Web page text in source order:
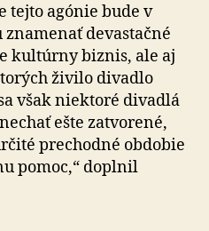
tejto agónie bude v
devastačné
kultúrny biznis, ale aj
živilo divadlo
však niektoré divadlá
ešte zatvorené,
prechodné obdobie
pomoc,“ doplnil